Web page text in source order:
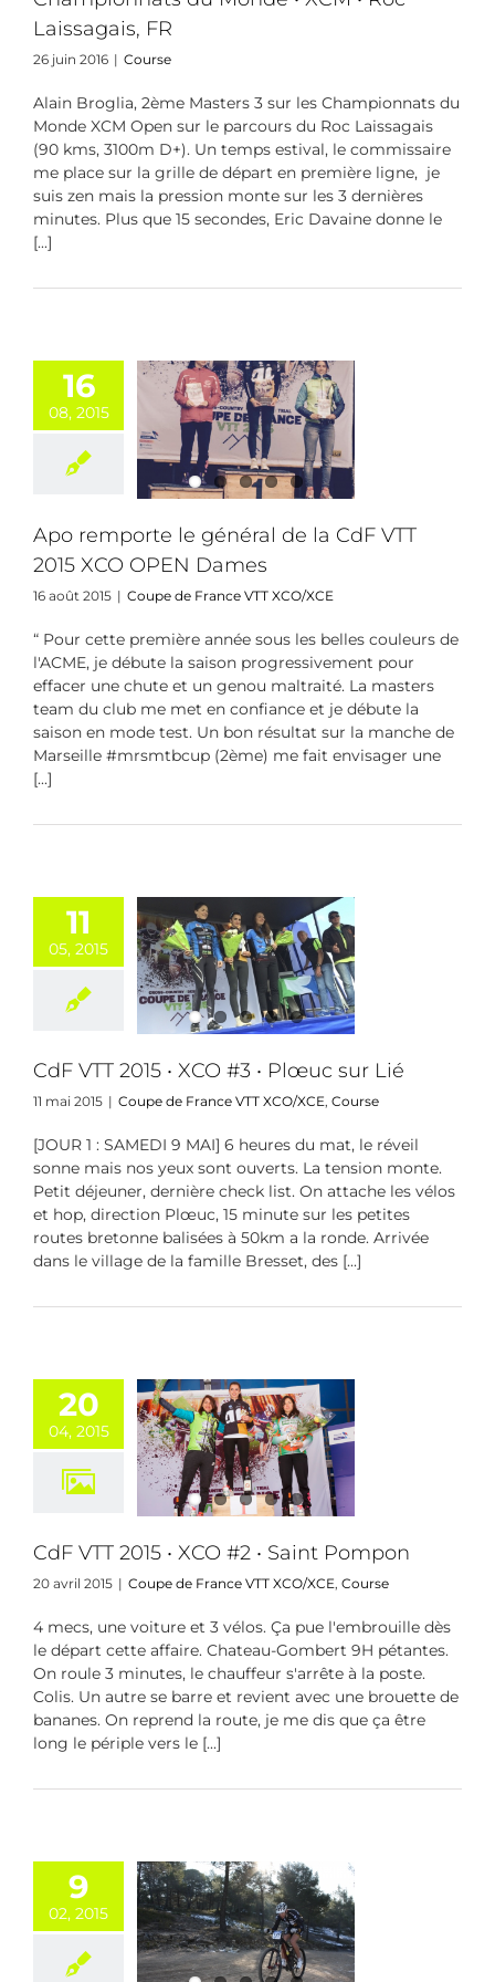
Laissagais, FR
26 juin 2016 | Course
Alain Broglia, 2ème Masters 3 sur les Championnats du
Monde XCM Open sur le parcours du Roc Laissagais
(90 kms, 3100m D+). Un temps estival, le commissaire
me place sur la grille de départ en première ligne, je
suis zen mais la pression monte sur les 3 dernières
minutes. Plus que 15 secondes, Eric Davaine donne le
[...]
16
08, 2015
le
de la CdF
2015 XCO
Dames
Apo remporte le général de la CdF VTT
2015 XCO OPEN Dames
16 août 2015 | Coupe de France VTT XCO/XCE
“ Pour cette première année sous les belles couleurs de
l'ACME, je débute la saison progressivement pour
effacer une chute et un genou maltraité. La masters
team du club me met en confiance et je débute la
saison en mode test. Un bon résultat sur la manche de
Marseille #mrsmtbcup (2ème) me fait envisager une
[...]
11
05, 2015
2015 • XCO
sur Lié
France VTT
CdF VTT 2015 • XCO #3 • Plœuc sur Lié
11 mai 2015 | Coupe de France VTT XCO/XCE, Course
[JOUR 1 : SAMEDI 9 MAI] 6 heures du mat, le réveil
sonne mais nos yeux sont ouverts. La tension monte.
Petit déjeuner, dernière check list. On attache les vélos
et hop, direction Plœuc, 15 minute sur les petites
routes bretonne balisées à 50km a la ronde. Arrivée
dans le village de la famille Bresset, des [...]
20
04, 2015
2015 • XCO
Pompon
France VTT
CdF VTT 2015 • XCO #2 • Saint Pompon
20 avril 2015 | Coupe de France VTT XCO/XCE, Course
4 mecs, une voiture et 3 vélos. Ça pue l'embrouille dès
le départ cette affaire. Chateau-Gombert 9H pétantes.
On roule 3 minutes, le chauffeur s'arrête à la poste.
Colis. Un autre se barre et revient avec une brouette de
bananes. On reprend la route, je me dis que ça être
long le périple vers le [...]
9
02, 2015
de
VTT #1 :
win !